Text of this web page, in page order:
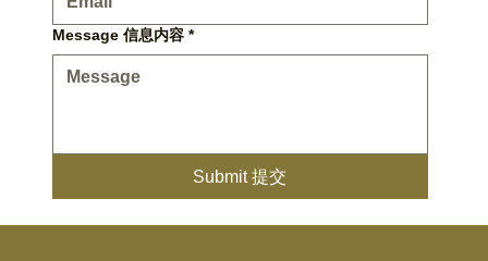
Message 信息内容 *
Submit 提交